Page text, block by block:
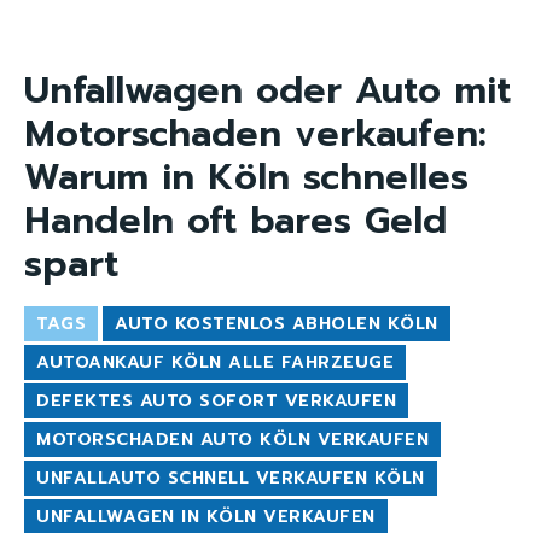
Unfallwagen oder Auto mit
Motorschaden verkaufen:
Warum in Köln schnelles
Handeln oft bares Geld
spart
TAGS
AUTO KOSTENLOS ABHOLEN KÖLN
AUTOANKAUF KÖLN ALLE FAHRZEUGE
DEFEKTES AUTO SOFORT VERKAUFEN
MOTORSCHADEN AUTO KÖLN VERKAUFEN
UNFALLAUTO SCHNELL VERKAUFEN KÖLN
UNFALLWAGEN IN KÖLN VERKAUFEN